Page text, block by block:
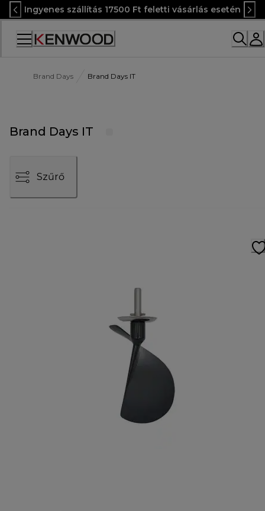
Skip
to
Content
Ingyenes szállítás 17500 Ft feletti vásárlás esetén
Accessibility
Brand Days Brand Days IT
Brand Days IT
Szűrő